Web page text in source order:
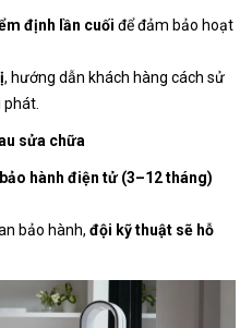
định lần cuối để đảm bảo hoạt
, hướng dẫn khách hàng cách sử
sửa chữa
hành điện tử (3–12 tháng)
bảo hành, đội kỹ thuật sẽ hỗ